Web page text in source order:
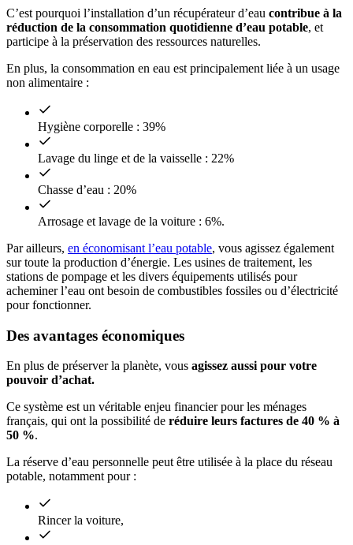
C’est pourquoi l’installation d’un récupérateur d’eau contribue à la
réduction de la consommation quotidienne d’eau potable, et
participe à la préservation des ressources naturelles.
En plus, la consommation en eau est principalement liée à un usage
non alimentaire :
Hygiène corporelle : 39%
Lavage du linge et de la vaisselle : 22%
Chasse d’eau : 20%
Arrosage et lavage de la voiture : 6%.
Par ailleurs, en économisant l’eau potable, vous agissez également
sur toute la production d’énergie. Les usines de traitement, les
stations de pompage et les divers équipements utilisés pour
acheminer l’eau ont besoin de combustibles fossiles ou d’électricité
pour fonctionner.
Des avantages économiques
En plus de préserver la planète, vous agissez aussi pour votre
pouvoir d’achat.
Ce système est un véritable enjeu financier pour les ménages
français, qui ont la possibilité de réduire leurs factures de 40 % à
50 %.
La réserve d’eau personnelle peut être utilisée à la place du réseau
potable, notamment pour :
Rincer la voiture,